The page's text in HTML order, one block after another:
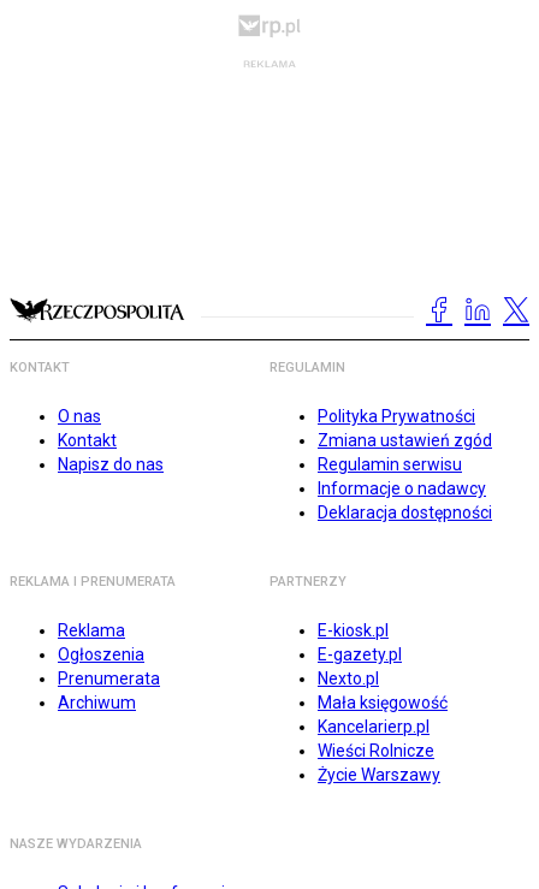
KONTAKT
O nas
Kontakt
Napisz do nas
REGULAMIN
Polityka Prywatności
Zmiana ustawień zgód
Regulamin serwisu
Informacje o nadawcy
Deklaracja dostępności
REKLAMA I PRENUMERATA
Reklama
Ogłoszenia
Prenumerata
Archiwum
PARTNERZY
E-kiosk.pl
E-gazety.pl
Nexto.pl
Mała księgowość
Kancelarierp.pl
Wieści Rolnicze
Życie Warszawy
NASZE WYDARZENIA